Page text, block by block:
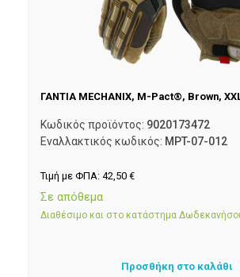
ΓΑΝΤΙΑ MECHANIX, M-Pact®, Brown,
Κωδικός προϊόντος: 9020173472
Εναλλακτικός κωδικός: MPT-07-012
Τιμή με ΦΠΑ: 42,50 €
Σε απόθεμα
Διαθέσιμο και στο κατάστημα
Προσθήκη στο καλάθι